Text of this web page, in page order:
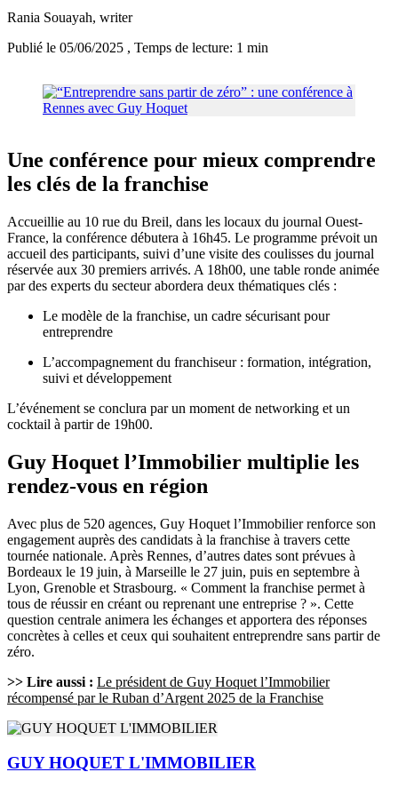
Rania Souayah, writer
Publié le 05/06/2025 , Temps de lecture: 1 min
Une conférence pour mieux comprendre
les clés de la franchise
Accueillie au 10 rue du Breil, dans les locaux du journal Ouest-
France, la conférence débutera à 16h45. Le programme prévoit un
accueil des participants, suivi d’une visite des coulisses du journal
réservée aux 30 premiers arrivés. A 18h00, une table ronde animée
par des experts du secteur abordera deux thématiques clés :
Le modèle de la franchise, un cadre sécurisant pour
entreprendre
L’accompagnement du franchiseur : formation, intégration,
suivi et développement
L’événement se conclura par un moment de networking et un
cocktail à partir de 19h00.
Guy Hoquet l’Immobilier multiplie les
rendez-vous en région
Avec plus de 520 agences, Guy Hoquet l’Immobilier renforce son
engagement auprès des candidats à la franchise à travers cette
tournée nationale. Après Rennes, d’autres dates sont prévues à
Bordeaux le 19 juin, à Marseille le 27 juin, puis en septembre à
Lyon, Grenoble et Strasbourg. « Comment la franchise permet à
tous de réussir en créant ou reprenant une entreprise ? ». Cette
question centrale animera les échanges et apportera des réponses
concrètes à celles et ceux qui souhaitent entreprendre sans partir de
zéro.
>> Lire aussi : Le président de Guy Hoquet l’Immobilier
récompensé par le Ruban d’Argent 2025 de la Franchise
GUY HOQUET L'IMMOBILIER